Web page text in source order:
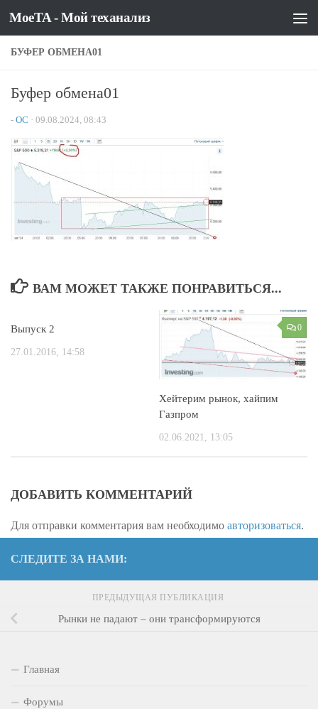
Перейти к содержимому
MoeTA - Мой теханализ
БУФЕР ОБМЕНА01
Буфер обмена01
- OC · 09.08.2024, 08:43
ВАМ МОЖЕТ ТАКЖЕ ПОНРАВИТЬСЯ...
Выпуск 2
27.01.2016, 14:58
0
Хейтерим рынок, хайпим
Газпром
02.06.2021, 13:05
ДОБАВИТЬ КОММЕНТАРИЙ
Для отправки комментария вам необходимо авторизоваться.
СЛЕДИТЕ ЗА НАМИ:
ПРЕДЫДУЩАЯ ПУБЛИКАЦИЯ
Рынки не падают – они трансформируются
Главная
Форумы